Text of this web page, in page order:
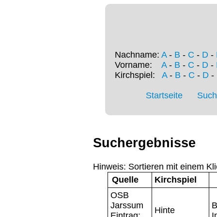
Nachname: A- B - C - D -
Vorname: A- B - C - D -
Kirchspiel: A- B - C - D-
Startseite
Suchergebnisse
Hinweis: Sortieren mit einem
Quelle
Kirchspiel
OSB
Jarssum
Hinte